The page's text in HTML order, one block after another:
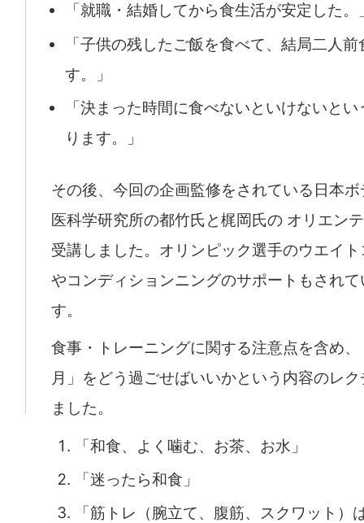
「就職・結婚してから食生活が安定した。
「子供の残したご飯を食べて、結局二人
す。」
「決まった時間に食べないといけないと
ります。」
その後、今回の企画監修をされている日本
医科学研究所の都竹氏と梶岡氏の オリエン
受講しました。オリンピック選手のウエイ
やコンディションニングのサポートもされ
す。
食事・トレーニングに関する注意点を含め
月」をどう過ごせばいいかという内容のレ
ました。
「和食、よく噛む、お茶、お水」
「迷ったら和食」
「筋トレ（腕立て、腹筋、スクワット）